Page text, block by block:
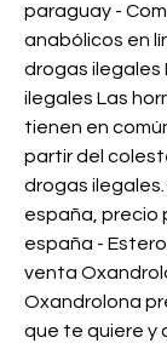
paraguay -
anabólicos en
drogas ilegales
ilegales Las
tienen en
partir del
drogas
españa, precio
españa -
venta
Oxandrolona
que te quiere y